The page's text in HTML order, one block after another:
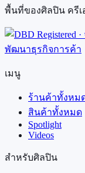
พื้นที่ของศิลปิน ครีเ
เมนู
ร้านค้าทั้งหม
สินค้าทั้งหมด
Spotlight
Videos
สำหรับศิลปิน